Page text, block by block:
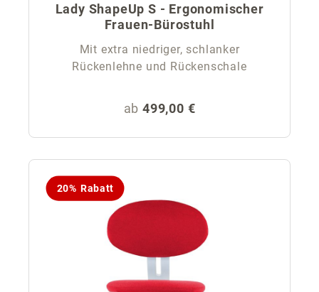
Lady ShapeUp S - Ergonomischer
Frauen-Bürostuhl
Mit extra niedriger, schlanker
Rückenlehne und Rückenschale
Regulärer Preis:
ab 499,00 €
20% Rabatt